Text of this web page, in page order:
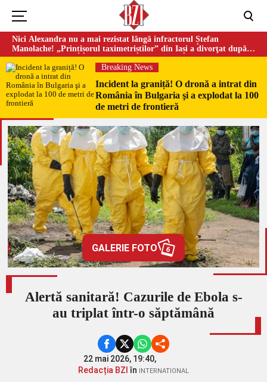
Nici Alexandra nu a mai rezistat lângă infractorul Ștefan
Manolache! „Prințișorul taximetriștilor” din Iași a divorţat după
doi ani de căsnicie
Breaking News
Incident la graniță! O dronă a intrat din
România în Bulgaria şi a explodat la 100
de metri de frontieră
GALERIE FOTO 6
Alertă sanitară! Cazurile de Ebola s-
au triplat într-o săptămână
22 mai 2026, 19:40,
Redacția BZI în INTERNATIONAL